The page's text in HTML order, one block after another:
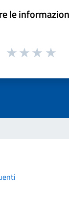
le